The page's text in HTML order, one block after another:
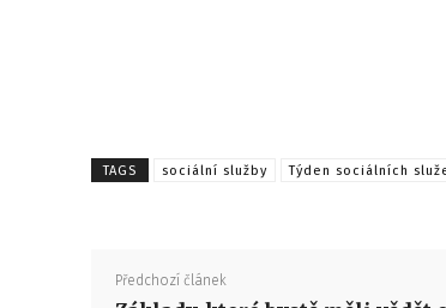
TAGS sociální služby Týden sociálních
Předchozí článek